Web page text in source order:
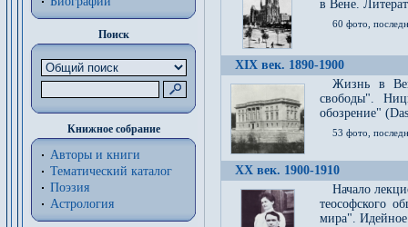
Поиск
Книжное собрание
Авторы и книги
Тематический каталог
Поэзия
Астрология
в Вене.
60 фото,
XIX век. 1890-1900
Жизнь в
свободы".
обозрение"
53 фото,
XX век. 1900-1910
Начало
теософского
мира". Идейное